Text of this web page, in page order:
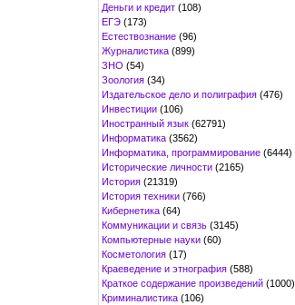
Деньги и кредит (108)
ЕГЭ (173)
Естествознание (96)
Журналистика (899)
ЗНО (54)
Зоология (34)
Издательское дело и полиграфия (476)
Инвестиции (106)
Иностранный язык (62791)
Информатика (3562)
Информатика, программирование (6444)
Исторические личности (2165)
История (21319)
История техники (766)
Кибернетика (64)
Коммуникации и связь (3145)
Компьютерные науки (60)
Косметология (17)
Краеведение и этнография (588)
Краткое содержание произведений (1000)
Криминалистика (106)